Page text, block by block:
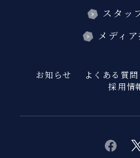
スタッ
メディ
お知らせ よくある質問
採用情